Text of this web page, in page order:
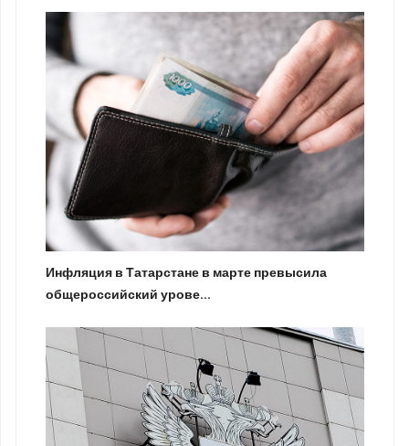
Инфляция в Татарстане в марте превысила
общероссийский урове...